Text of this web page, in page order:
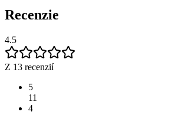
Recenzie
4.5
Z 13 recenzií
5
11
4